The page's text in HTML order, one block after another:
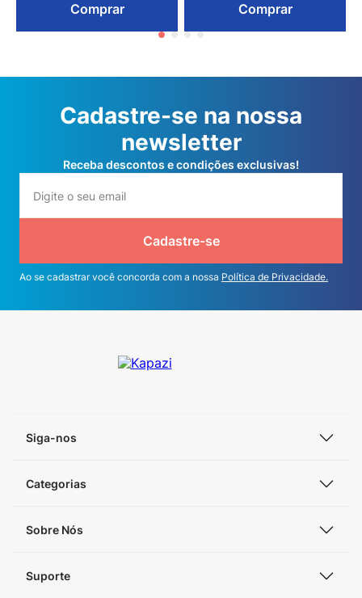
Comprar Comprar
Cadastre-se na nossa
newsletter
Receba descontos e condições exclusivas!
Cadastre-se
Ao se cadastrar você concorda com a nossa Política de Privacidade.
Siga-nos
Categorias
Sobre Nós
Suporte